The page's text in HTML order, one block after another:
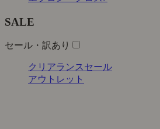
SALE
セール・訳あり
クリアランスセール
アウトレット